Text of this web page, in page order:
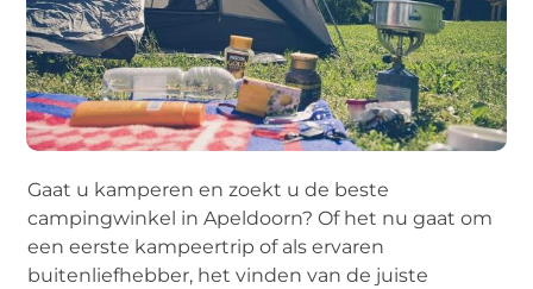
Gaat u kamperen en zoekt u de beste
campingwinkel in Apeldoorn? Of het nu gaat om
een eerste kampeertrip of als ervaren
buitenliefhebber, het vinden van de juiste